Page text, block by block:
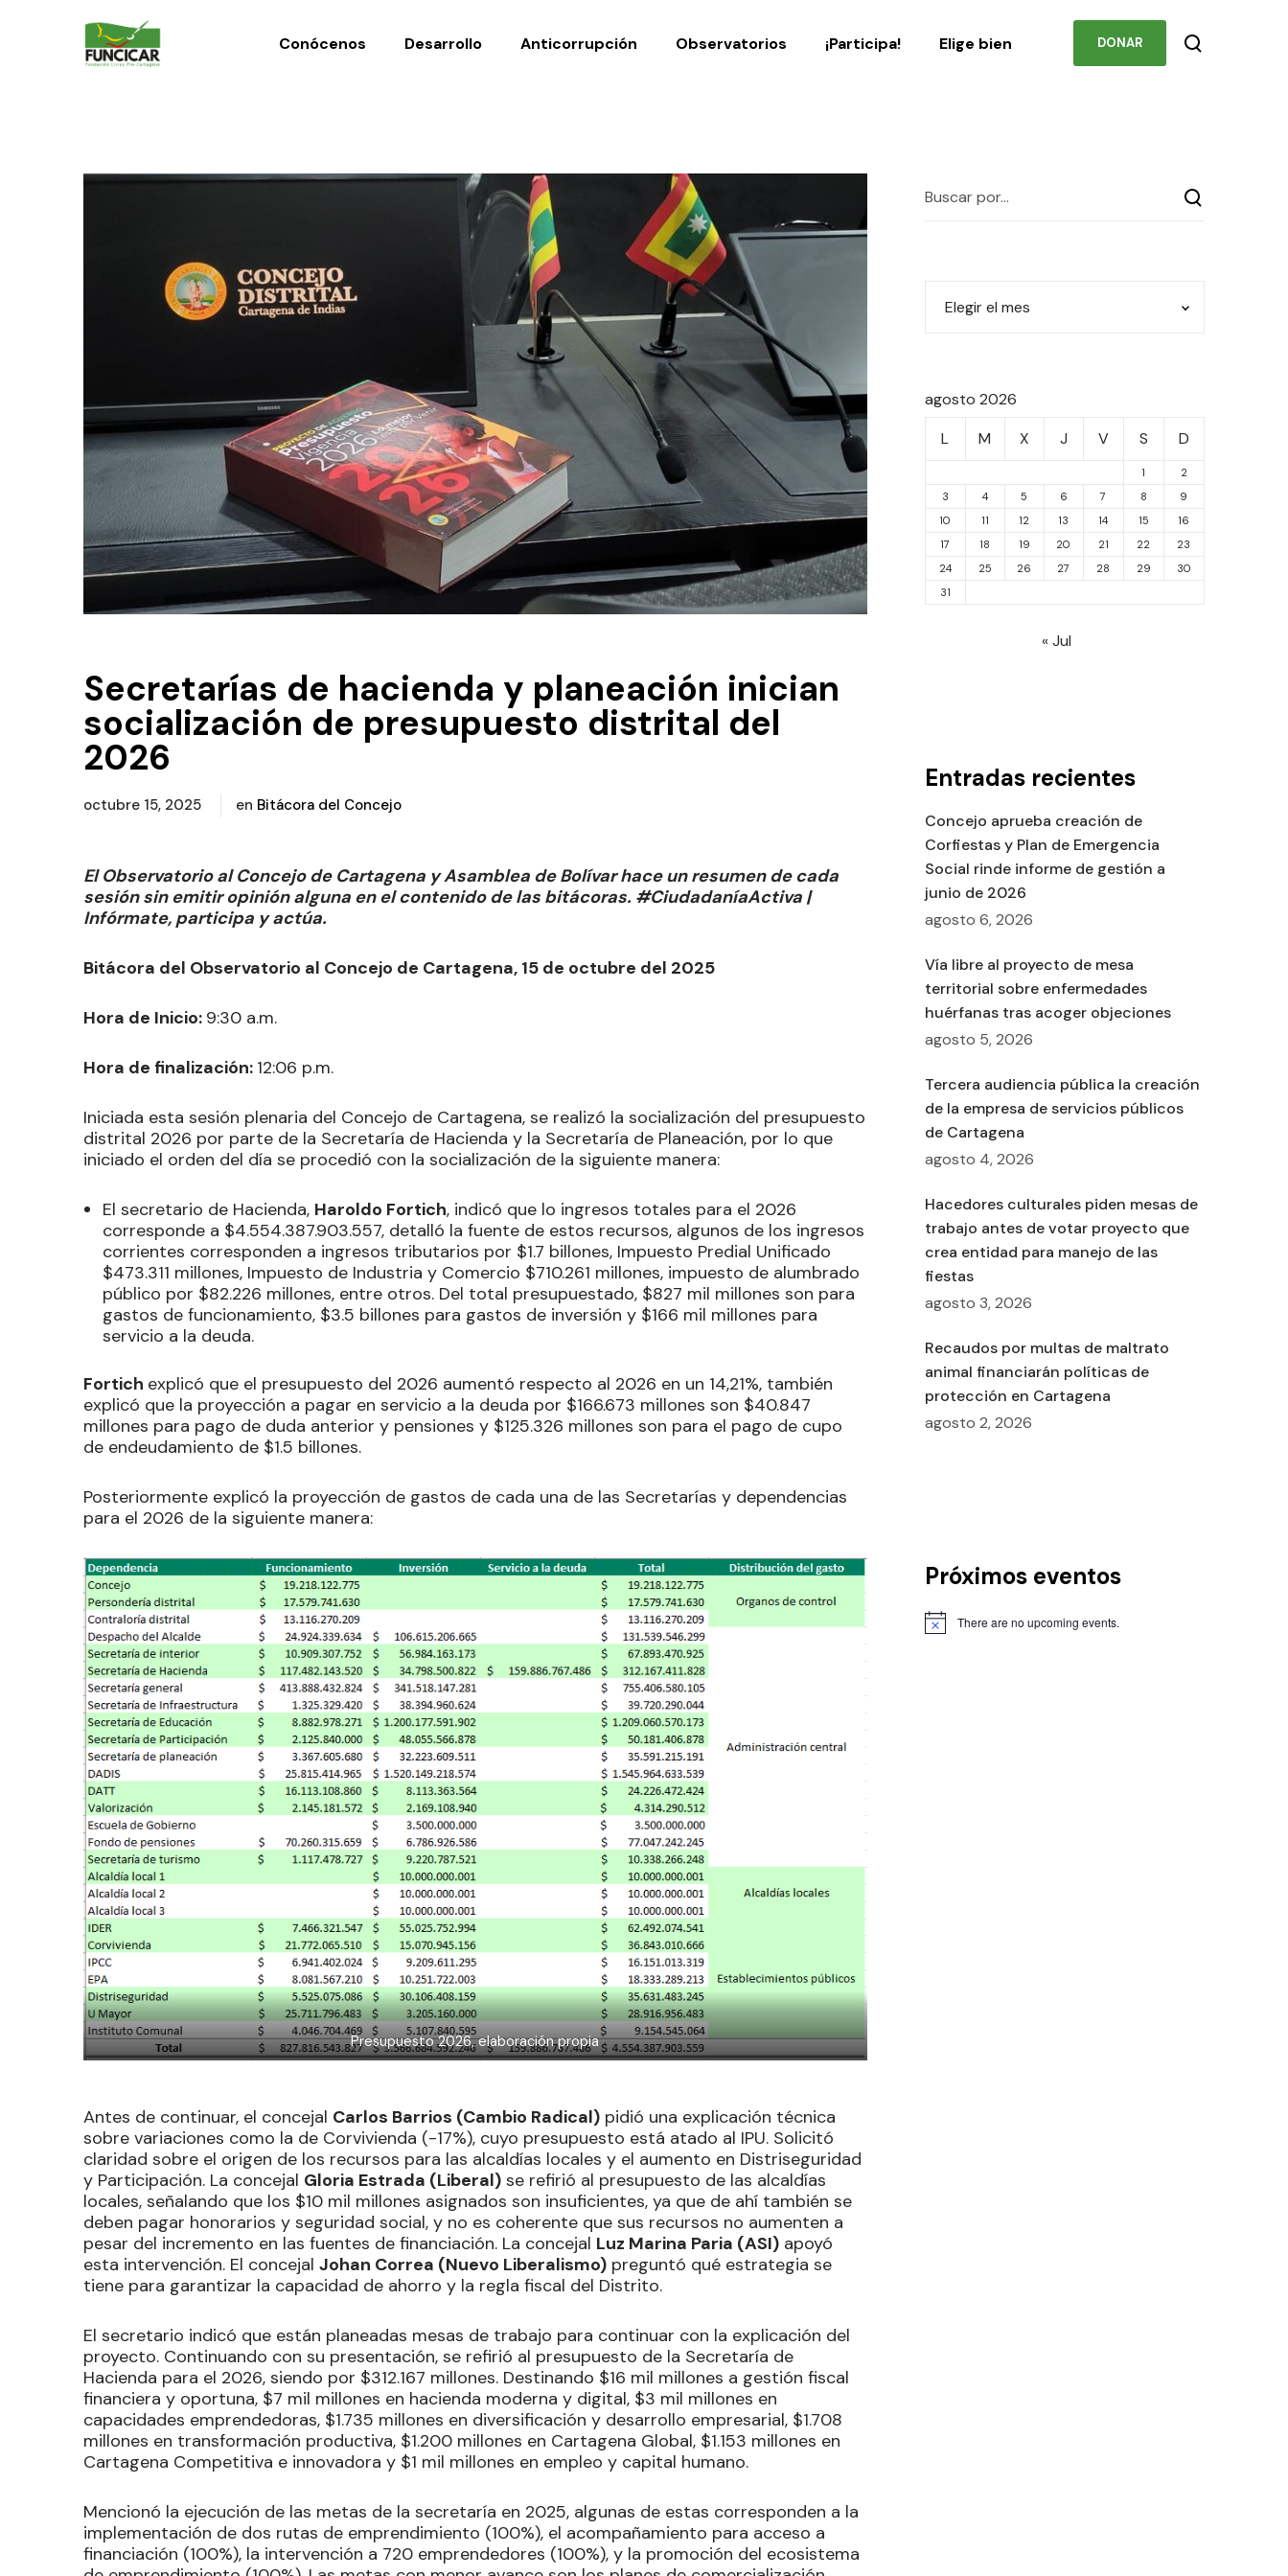
Conócenos Desarrollo Anticorrupción Observatorios ¡Participa! Elige bien DONAR
Secretarías de hacienda y planeación inician
socialización de presupuesto distrital del
2026
octubre 15, 2025 en Bitácora del Concejo
El Observatorio al Concejo de Cartagena y Asamblea de Bolívar hace un resumen de cada
sesión sin emitir opinión alguna en el contenido de las bitácoras. #CiudadaníaActiva |
Infórmate, participa y actúa.
Bitácora del Observatorio al Concejo de Cartagena, 15 de octubre del 2025
Hora de Inicio: 9:30 a.m.
Hora de finalización: 12:06 p.m.
Iniciada esta sesión plenaria del Concejo de Cartagena, se realizó la socialización del presupuesto
distrital 2026 por parte de la Secretaría de Hacienda y la Secretaría de Planeación, por lo que
iniciado el orden del día se procedió con la socialización de la siguiente manera:
El secretario de Hacienda, Haroldo Fortich, indicó que lo ingresos totales para el 2026
corresponde a $4.554.387.903.557, detalló la fuente de estos recursos, algunos de los ingresos
corrientes corresponden a ingresos tributarios por $1.7 billones, Impuesto Predial Unificado
$473.311 millones, Impuesto de Industria y Comercio $710.261 millones, impuesto de alumbrado
público por $82.226 millones, entre otros. Del total presupuestado, $827 mil millones son para
gastos de funcionamiento, $3.5 billones para gastos de inversión y $166 mil millones para
servicio a la deuda.
Fortich explicó que el presupuesto del 2026 aumentó respecto al 2026 en un 14,21%, también
explicó que la proyección a pagar en servicio a la deuda por $166.673 millones son $40.847
millones para pago de duda anterior y pensiones y $125.326 millones son para el pago de cupo
de endeudamiento de $1.5 billones.
Posteriormente explicó la proyección de gastos de cada una de las Secretarías y dependencias
para el 2026 de la siguiente manera:
Presupuesto 2026, elaboración propia
Antes de continuar, el concejal Carlos Barrios (Cambio Radical) pidió una explicación técnica
sobre variaciones como la de Corvivienda (-17%), cuyo presupuesto está atado al IPU. Solicitó
claridad sobre el origen de los recursos para las alcaldías locales y el aumento en Distriseguridad
y Participación. La concejal Gloria Estrada (Liberal) se refirió al presupuesto de las alcaldías
locales, señalando que los $10 mil millones asignados son insuficientes, ya que de ahí también se
deben pagar honorarios y seguridad social, y no es coherente que sus recursos no aumenten a
pesar del incremento en las fuentes de financiación. La concejal Luz Marina Paria (ASI) apoyó
esta intervención. El concejal Johan Correa (Nuevo Liberalismo) preguntó qué estrategia se
tiene para garantizar la capacidad de ahorro y la regla fiscal del Distrito.
El secretario indicó que están planeadas mesas de trabajo para continuar con la explicación del
proyecto. Continuando con su presentación, se refirió al presupuesto de la Secretaría de
Hacienda para el 2026, siendo por $312.167 millones. Destinando $16 mil millones a gestión fiscal
financiera y oportuna, $7 mil millones en hacienda moderna y digital, $3 mil millones en
capacidades emprendedoras, $1.735 millones en diversificación y desarrollo empresarial, $1.708
millones en transformación productiva, $1.200 millones en Cartagena Global, $1.153 millones en
Cartagena Competitiva e innovadora y $1 mil millones en empleo y capital humano.
Mencionó la ejecución de las metas de la secretaría en 2025, algunas de estas corresponden a la
implementación de dos rutas de emprendimiento (100%), el acompañamiento para acceso a
financiación (100%), la intervención a 720 emprendedores (100%), y la promoción del ecosistema
agosto 2026
L
M X J V S D
1
2
3
4 5 6 7 8
9
10
11 12 13 14 15
16
17
18 19 20 21 22
23
24
25 26 27 28 29
30
31
« Jul
Entradas recientes
Concejo aprueba creación de
Corfiestas y Plan de Emergencia
Social rinde informe de gestión a
junio de 2026
agosto 6, 2026
Vía libre al proyecto de mesa
territorial sobre enfermedades
huérfanas tras acoger objeciones
agosto 5, 2026
Tercera audiencia pública la creación
de la empresa de servicios públicos
de Cartagena
agosto 4, 2026
Hacedores culturales piden mesas de
trabajo antes de votar proyecto que
crea entidad para manejo de las
fiestas
agosto 3, 2026
Recaudos por multas de maltrato
animal financiarán políticas de
protección en Cartagena
agosto 2, 2026
Próximos eventos
There are no upcoming events.